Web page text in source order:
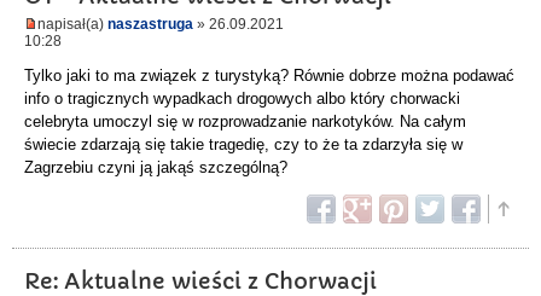
napisał(a) naszastruga » 26.09.2021
10:28
Tylko jaki to ma związek z turystyką? Równie dobrze można podawać
info o tragicznych wypadkach drogowych albo który chorwacki
celebryta umoczyl się w rozprowadzanie narkotyków. Na całym
świecie zdarzają się takie tragedię, czy to że ta zdarzyła się w
Zagrzebiu czyni ją jakąś szczególną?
Re: Aktualne wieści z Chorwacji